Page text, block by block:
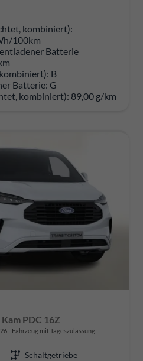
kombiniert):
100km
Batterie
B
Batterie: G
kombiniert): 89,00 g/km
PDC 16Z
Fahrzeug mit Tageszulassung
Schaltgetriebe